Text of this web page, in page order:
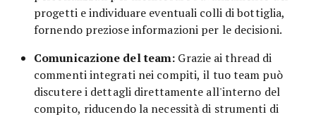
progetti e individuare eventuali colli di bottiglia,
fornendo preziose informazioni per le decisioni.
Comunicazione del team: Grazie ai thread di
commenti integrati nei compiti, il tuo team può
discutere i dettagli direttamente all'interno del
compito, riducendo la necessità di strumenti di